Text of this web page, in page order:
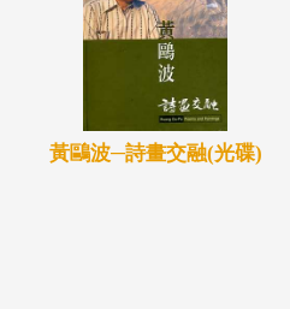
黃鷗波─詩畫交融(光碟)